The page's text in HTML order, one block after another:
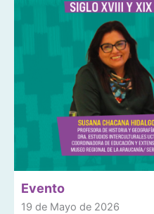
Evento
19 de Mayo de 2026